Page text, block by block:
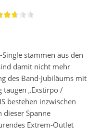
stammen aus den
damit nicht mehr
des Band-Jubiläums mit
taugen „Exstirpo /
bestehen inzwischen
dieser Spanne
Extrem-Outlet